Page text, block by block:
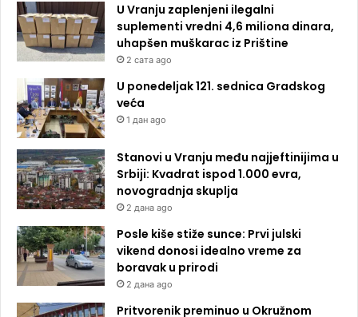
U Vranju zaplenjeni ilegalni
suplementi vredni 4,6 miliona dinara,
uhapšen muškarac iz Prištine
2 сата ago
U ponedeljak 121. sednica Gradskog
veća
1 дан ago
Stanovi u Vranju među najjeftinijima u
Srbiji: Kvadrat ispod 1.000 evra,
novogradnja skuplja
2 дана ago
Posle kiše stiže sunce: Prvi julski
vikend donosi idealno vreme za
boravak u prirodi
2 дана ago
Pritvorenik preminuo u Okružnom